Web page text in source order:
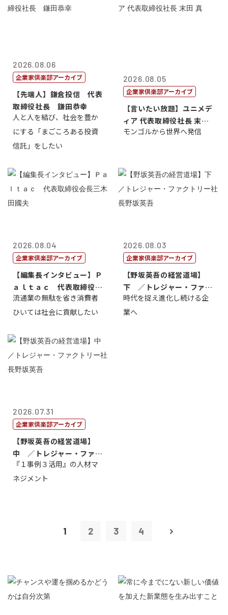
2026.08.06
企業家倶楽部アーカイブ
【先端人】鎌倉投信 代表
取締役社長 鎌田恭幸
人と人を結び、社会を豊か
にする「まごころある投資
信託」をしたい
2026.08.05
企業家倶楽部アーカイブ
【言いたい放題】ユニメデ
ィア 代表取締役社長 末田
真
モンゴルから世界へ発信
2026.08.04
企業家倶楽部アーカイブ
【編集長インタビュー】Ｐ
ａｌｔａｃ 代表取締役会
長三木田國夫
流通業の無駄を省き消費者
ひいては社会に貢献したい
2026.08.03
企業家倶楽部アーカイブ
【野坂英吾の経営道場】
下 ／トレジャー・ファク
トリー社長野坂...
時代を捉え進化し続ける企
業へ
2026.07.31
企業家倶楽部アーカイブ
【野坂英吾の経営道場】
中 ／トレジャー・ファク
トリー社長野坂...
『１事例３活用』の人材マ
ネジメント
1 2 3 4